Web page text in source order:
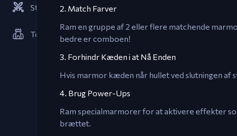
Strategier
Tower Defense Spil
2. Match Farver
Ram en gruppe af 2 eller flere matchende
bedre er comboen!
3. Forhindr Kæden i at Nå Enden
Hvis marmor kæden når hullet ved slutningen af
4. Brug Power-Ups
Ram specialmarmorer for at aktivere effekter
brættet.